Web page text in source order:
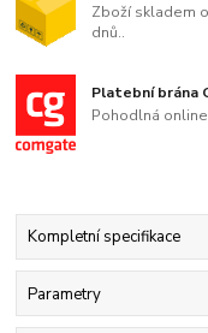
Zboží skladem
dnů..
Platební brána
Pohodlná
Kompletní specifikace
Parametry